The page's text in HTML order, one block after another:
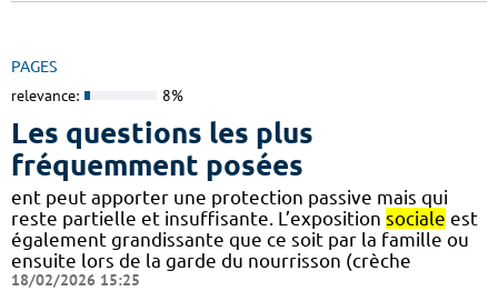
PAGES
relevance: 8%
Les questions les plus
fréquemment posées
ent peut apporter une protection passive mais qui
reste partielle et insuffisante. L’exposition sociale est
également grandissante que ce soit par la famille ou
ensuite lors de la garde du nourrisson (crèche
18/02/2026 15:25